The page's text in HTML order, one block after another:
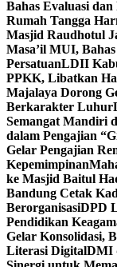
Bahas Evaluasi
Rumah Tangga
Masjid Raudhotul
Masa’il MUI,
PersatuanLDII
PPKK, Libatkan
Majalaya Dorong
Berkarakter Luhur
Semangat Mandiri
dalam Pengajian
Gelar Pengajian
Kepemimpinan
ke Masjid Baitul
Bandung Cetak
BerorganisasiDPD
Pendidikan
Gelar Konsolidasi,
Literasi DigitalDMI